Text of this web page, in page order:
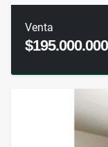
Venta
$195.000.000